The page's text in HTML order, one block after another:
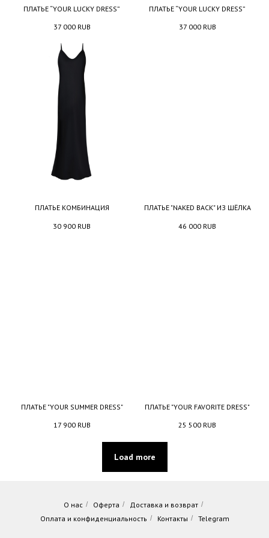
ПЛАТЬЕ “YOUR LUCKY DRESS”
37 000 RUB
ПЛАТЬЕ “YOUR LUCKY DRESS”
37 000 RUB
ПЛАТЬЕ КОМБИНАЦИЯ
30 900 RUB
ПЛАТЬЕ "NAKED BACK" ИЗ ШЁЛКА
46 000 RUB
ПЛАТЬЕ "YOUR SUMMER DRESS"
17 900 RUB
ПЛАТЬЕ "YOUR FAVORITE DRESS"
25 500 RUB
Load more
О нас / Оферта / Доставка и возврат /
Оплата и конфиденциальность / Контакты / Telegram